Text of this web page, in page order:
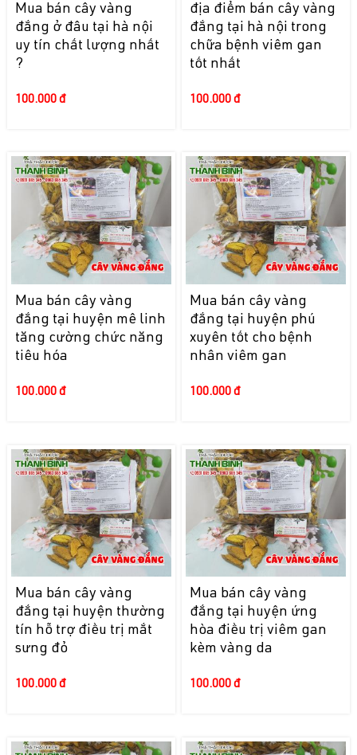
Mua bán cây vàng
đắng ở đâu tại hà nội
uy tín chất lượng nhất
?
100.000 đ
địa điểm bán cây vàng
đắng tại hà nội trong
chữa bệnh viêm gan
tốt nhất
100.000 đ
Mua bán cây vàng
đắng tại huyện mê linh
tăng cường chức năng
tiêu hóa
100.000 đ
Mua bán cây vàng
đắng tại huyện phú
xuyên tốt cho bệnh
nhân viêm gan
100.000 đ
Mua bán cây vàng
đắng tại huyện thường
tín hỗ trợ điều trị mắt
sưng đỏ
100.000 đ
Mua bán cây vàng
đắng tại huyện ứng
hòa điều trị viêm gan
kèm vàng da
100.000 đ